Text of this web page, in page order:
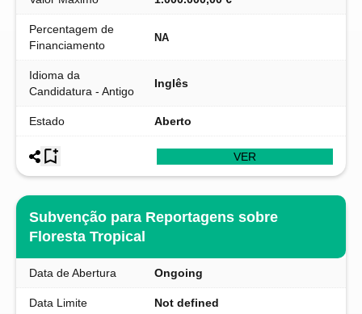
Percentagem de
Financiamento
NA
Idioma da
Candidatura - Antigo
Inglês
Estado Aberto
VER
Subvenção para Reportagens sobre
Floresta Tropical
Data de Abertura Ongoing
Data Limite Not defined